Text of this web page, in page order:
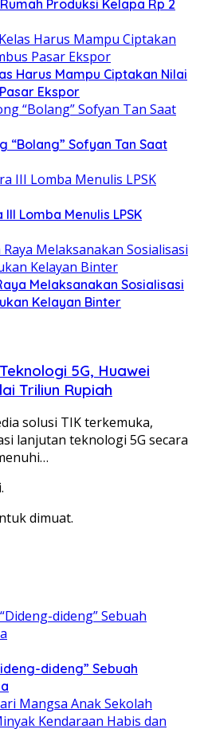
Produksi Kelapa Rp 2
Harus Mampu Ciptakan Nilai
Ekspor
“Bolang” Sofyan Tan Saat
Lomba Menulis LPSK
Melaksanakan Sosialisasi
Kelayan Binter
5G, Huawei
Triliun Rupiah
solusi TIK terkemuka,
lanjutan teknologi 5G secara
dimuat.
dideng” Sebuah